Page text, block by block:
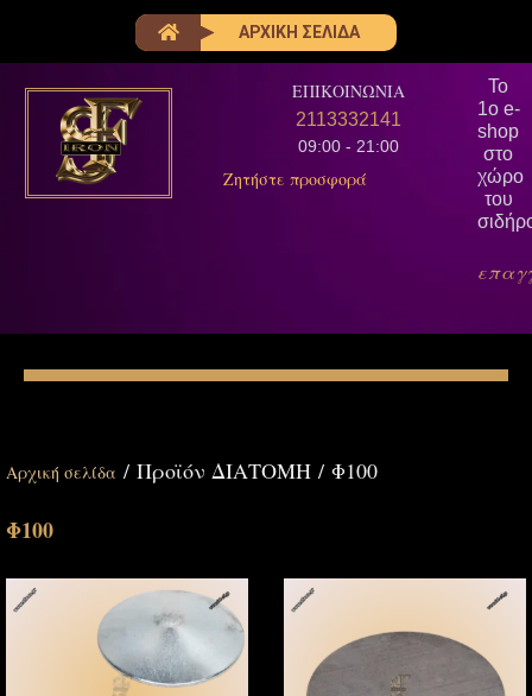
ΑΡΧΙΚΗ ΣΕΛΙΔΑ
ΕΠΙΚΟΙΝΩΝΙΑ
2113332141
09:00 - 21:00
Ζητήστε προσφορά
Το
1ο e-
shop
στο
χώρο
του
Αρχική σελίδα / Προϊόν ΔΙΑΤΟΜΗ / Φ100
Φ100